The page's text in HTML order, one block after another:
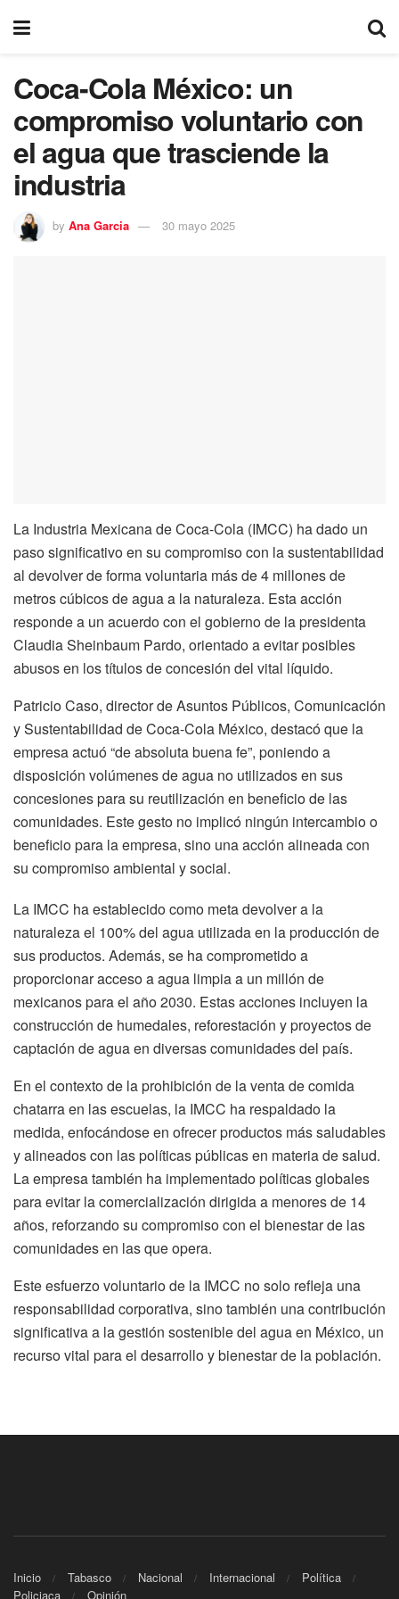
Coca-Cola México: un
compromiso voluntario con
el agua que trasciende la
industria
by Ana Garcia 30 mayo 2025
La Industria Mexicana de Coca-Cola (IMCC) ha dado un
paso significativo en su compromiso con la sustentabilidad
al devolver de forma voluntaria más de 4 millones de
metros cúbicos de agua a la naturaleza. Esta acción
responde a un acuerdo con el gobierno de la presidenta
Claudia Sheinbaum Pardo, orientado a evitar posibles
abusos en los títulos de concesión del vital líquido.
Patricio Caso, director de Asuntos Públicos, Comunicación
y Sustentabilidad de Coca-Cola México, destacó que la
empresa actuó “de absoluta buena fe”, poniendo a
disposición volúmenes de agua no utilizados en sus
concesiones para su reutilización en beneficio de las
comunidades. Este gesto no implicó ningún intercambio o
beneficio para la empresa, sino una acción alineada con
su compromiso ambiental y social.
La IMCC ha establecido como meta devolver a la
naturaleza el 100% del agua utilizada en la producción de
sus productos. Además, se ha comprometido a
proporcionar acceso a agua limpia a un millón de
mexicanos para el año 2030. Estas acciones incluyen la
construcción de humedales, reforestación y proyectos de
captación de agua en diversas comunidades del país.
En el contexto de la prohibición de la venta de comida
chatarra en las escuelas, la IMCC ha respaldado la
medida, enfocándose en ofrecer productos más saludables
y alineados con las políticas públicas en materia de salud.
La empresa también ha implementado políticas globales
para evitar la comercialización dirigida a menores de 14
años, reforzando su compromiso con el bienestar de las
comunidades en las que opera.
Este esfuerzo voluntario de la IMCC no solo refleja una
responsabilidad corporativa, sino también una contribución
significativa a la gestión sostenible del agua en México, un
recurso vital para el desarrollo y bienestar de la población.
Inicio Tabasco Nacional Internacional
Política
Policiaca
Opinión